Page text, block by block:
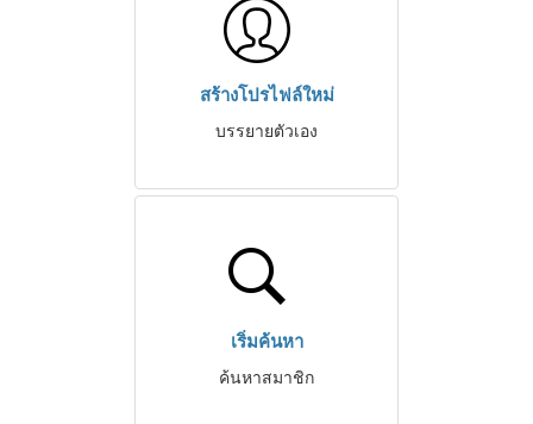
สร้างโปรไฟล์ใหม่
บรรยายตัวเอง
เริ่มค้นหา
ค้นหาสมาชิก